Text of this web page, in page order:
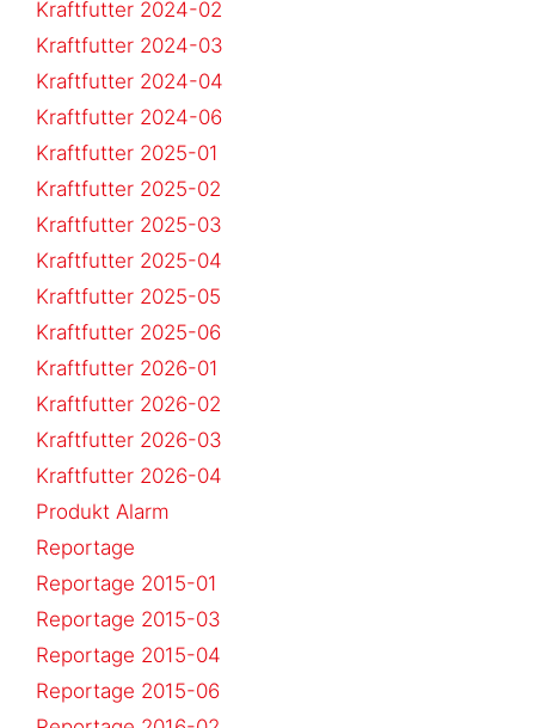
Kraftfutter 2024-02
Kraftfutter 2024-03
Kraftfutter 2024-04
Kraftfutter 2024-06
Kraftfutter 2025-01
Kraftfutter 2025-02
Kraftfutter 2025-03
Kraftfutter 2025-04
Kraftfutter 2025-05
Kraftfutter 2025-06
Kraftfutter 2026-01
Kraftfutter 2026-02
Kraftfutter 2026-03
Kraftfutter 2026-04
Produkt Alarm
Reportage
Reportage 2015-01
Reportage 2015-03
Reportage 2015-04
Reportage 2015-06